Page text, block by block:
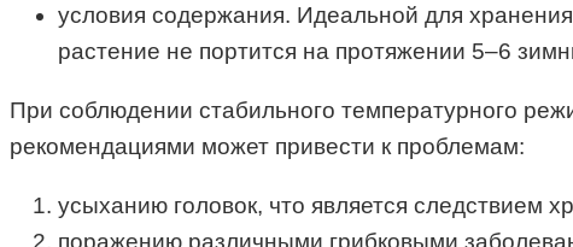
условия содержания. Идеальной для
растение не портится на протяжении 5–6
При соблюдении стабильного температурного
рекомендациями может привести к проблемам:
усыханию головок, что является следствием
поражению различными грибковыми